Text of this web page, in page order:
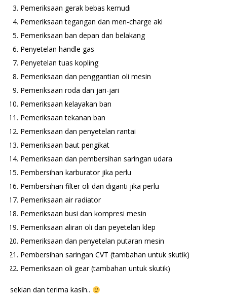
Pemeriksaan gerak bebas kemudi
Pemeriksaan tegangan dan men-charge aki
Pemeriksaan ban depan dan belakang
Penyetelan handle gas
Penyetelan tuas kopling
Pemeriksaan dan penggantian oli mesin
Pemeriksaan roda dan jari-jari
Pemeriksaan kelayakan ban
Pemeriksaan tekanan ban
Pemeriksaan dan penyetelan rantai
Pemeriksaan baut pengikat
Pemeriksaan dan pembersihan saringan udara
Pembersihan karburator jika perlu
Pembersihan filter oli dan diganti jika perlu
Pemeriksaan air radiator
Pemeriksaan busi dan kompresi mesin
Pemeriksaan aliran oli dan peyetelan klep
Pemeriksaan dan penyetelan putaran mesin
Pembersihan saringan CVT (tambahan untuk skutik)
Pemeriksaan oli gear (tambahan untuk skutik)
sekian dan terima kasih..